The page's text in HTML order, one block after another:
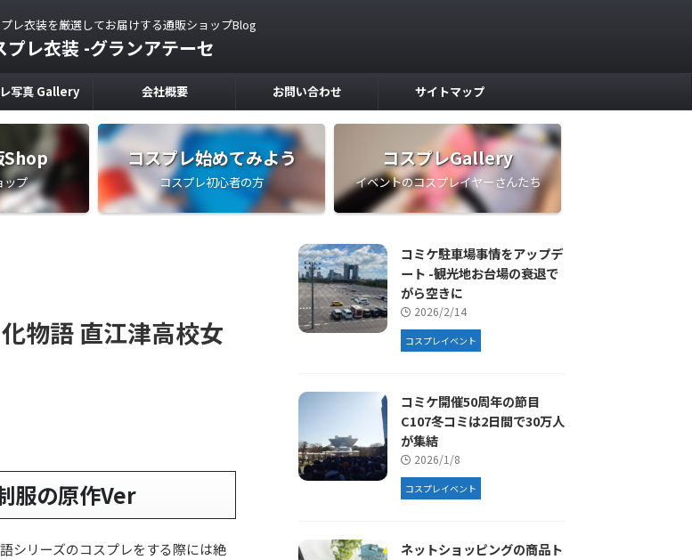
レ衣装を厳選してお届けする通販ショップBlog
プレ衣装 -グランアテーセ
写真 Gallery 会社概要 お問い合わせ サイトマップ
Shop
ップ
コスプレ始めてみよう
コスプレ初心者の方
コスプレGallery
イベントのコスプレイヤーさんたち
物語 直江津高校女
服の原作Ver
シリーズのコスプレをする際には絶
コミケ駐車場事情をアップデ
ート -観光地お台場の衰退で
がら空きに
2026/2/14
コスプレイベント
コミケ開催50周年の節目
C107冬コミは2日間で30万人
が集結
2026/1/8
コスプレイベント
ネットショッピングの商品ト